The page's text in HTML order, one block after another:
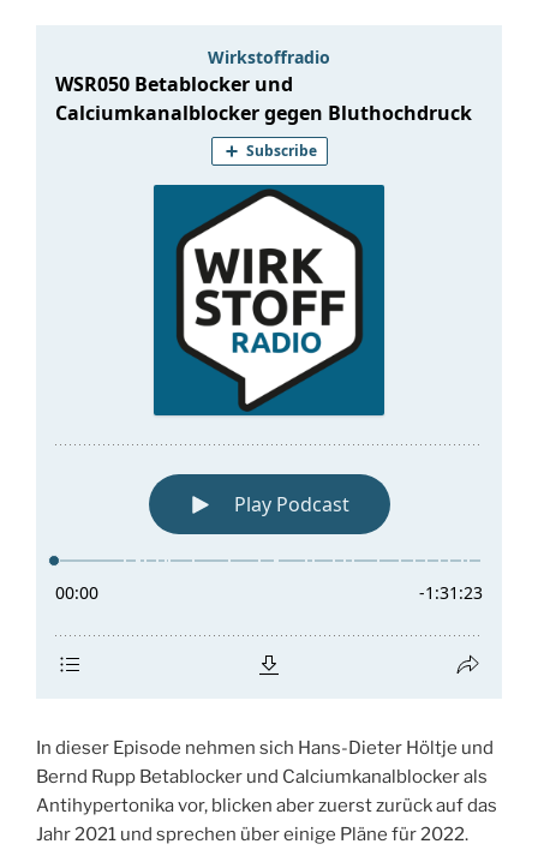
In dieser Episode nehmen sich Hans-Dieter Höltje und
Bernd Rupp Betablocker und Calciumkanalblocker als
Antihypertonika vor, blicken aber zuerst zurück auf das
Jahr 2021 und sprechen über einige Pläne für 2022.